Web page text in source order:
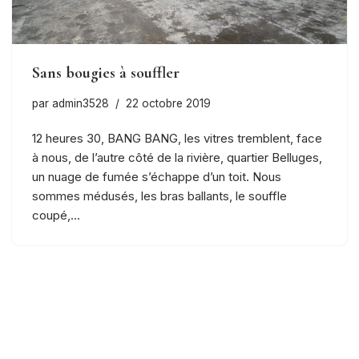
Sans bougies à souffler
par admin3528 22 octobre 2019
12 heures 30, BANG BANG, les vitres tremblent, face
à nous, de l’autre côté de la rivière, quartier Belluges,
un nuage de fumée s’échappe d’un toit. Nous
sommes médusés, les bras ballants, le souffle
coupé,…